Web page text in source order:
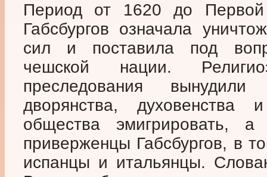
Период от 1620 до
Габсбургов означала
сил и поставила под
чешской нации.
преследования вынудили
дворянства, духовенства
общества эмигрировать,
приверженцы Габсбургов, в
испанцы и итальянцы.